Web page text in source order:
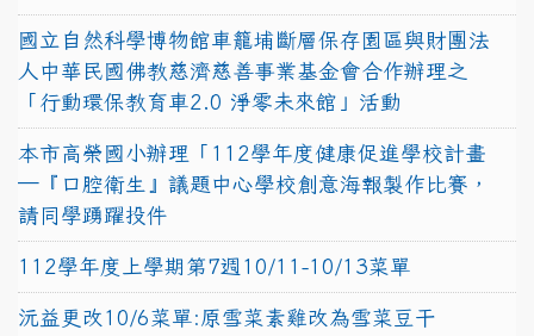
國立自然科學博物館車籠埔斷層保存園區與財團法
人中華民國佛教慈濟慈善事業基金會合作辦理之
「行動環保教育車2.0 淨零未來館」活動
本市高榮國小辦理「112學年度健康促進學校計畫
─『口腔衛生』議題中心學校創意海報製作比賽，
請同學踴躍投件
112學年度上學期第7週10/11-10/13菜單
沅益更改10/6菜單:原雪菜素雞改為雪菜豆干